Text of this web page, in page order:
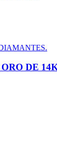
DE